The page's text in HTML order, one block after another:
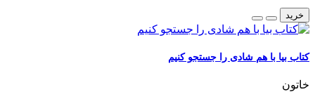
خرید
کتاب بیا با هم شادی را جستجو کنیم
خاتون